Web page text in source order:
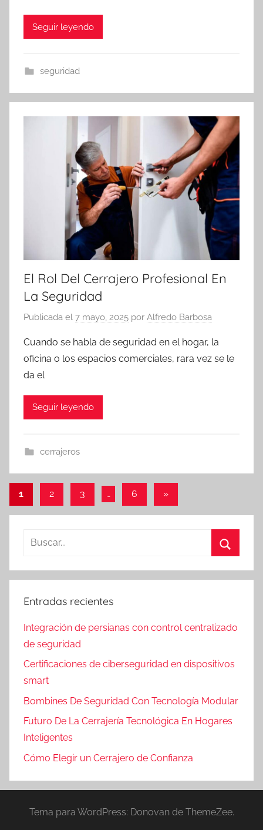
Seguir leyendo
seguridad
El Rol Del Cerrajero Profesional En
La Seguridad
Publicada el 7 mayo, 2025 por Alfredo Barbosa
Cuando se habla de seguridad en el hogar, la
oficina o los espacios comerciales, rara vez se le
da el
Seguir leyendo
cerrajeros
Paginación
de
entradas
1 2 3 … 6
Entradas
»
Buscar:
Entradas recientes
Integración de persianas con control centralizado
de seguridad
Certificaciones de ciberseguridad en dispositivos
smart
Bombines De Seguridad Con Tecnología Modular
Futuro De La Cerrajería Tecnológica En Hogares
Inteligentes
Cómo Elegir un Cerrajero de Confianza
Tema para WordPress: Donovan de ThemeZee.